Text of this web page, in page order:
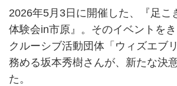
2026年5月3日に開催した、『足こ
体験会in市原』。そのイベントを
クルーシブ活動団体「ウィズエブ
務める坂本秀樹さんが、新たな決
た。